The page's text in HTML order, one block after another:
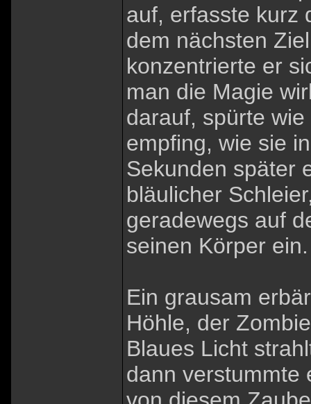
auf, erfasste kurz
dem nächsten
konzentrierte er
man die Magie
darauf, spürte
empfing, wie sie
Sekunden später
bläulicher
geradewegs auf
seinen Körper ein.
Ein grausam
Höhle, der
Blaues Licht
dann verstummte